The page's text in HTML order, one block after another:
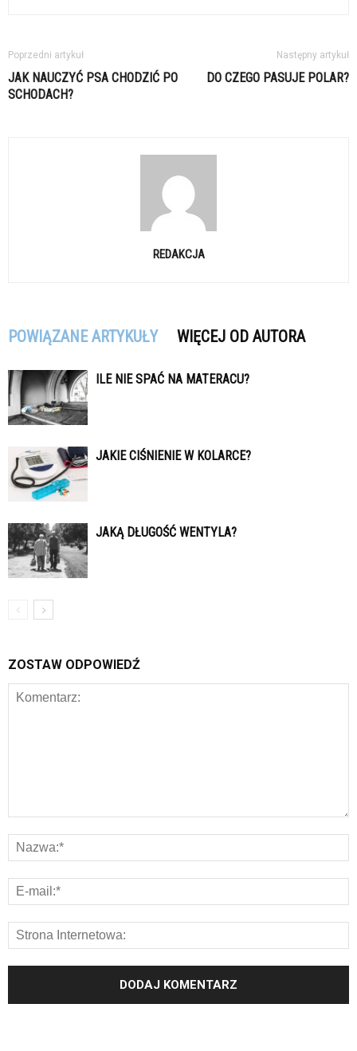
Poprzedni artykuł
JAK NAUCZYĆ PSA CHODZIĆ PO
SCHODACH?
Następny artykuł
DO CZEGO PASUJE POLAR?
REDAKCJA
POWIĄZANE ARTYKUŁY WIĘCEJ OD AUTORA
ILE NIE SPAĆ NA MATERACU?
JAKIE CIŚNIENIE W KOLARCE?
JAKĄ DŁUGOŚĆ WENTYLA?
ZOSTAW ODPOWIEDŹ